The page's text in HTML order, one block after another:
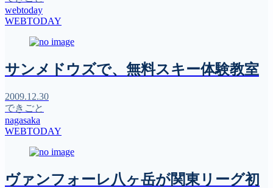
webtoday
WEBTODAY
サンメドウズで、無料スキー体験教室
2009.12.30
できごと
nagasaka
WEBTODAY
ヴァンフォーレ八ヶ岳が関東リーグ初